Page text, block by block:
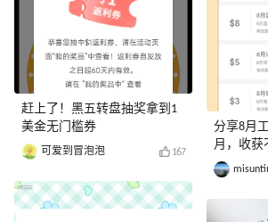
赶上了！黑五转盘抽奖拿到1
美金无门槛券
可爱到冒泡泡 167
分享8月
月，收获